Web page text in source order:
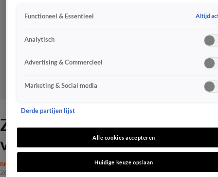
ZIEN: Gigantisch kasteel
voor Peter Gillis
BN'ERS
26 okt 2021, 22:28
Functioneel & Essentieel Altijd
Analytisch
Advertising & Commercieel
Marketing & Social media
Derde partijen lijst
Alle cookies accepteren
Huidige keuze opslaan